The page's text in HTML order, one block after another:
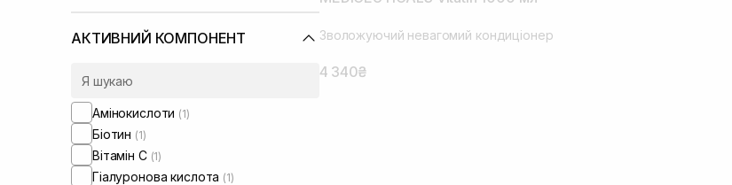
АКТИВНИЙ КОМПОНЕНТ
Амінокислоти (1)
Біотин (1)
Вітамін C (1)
Гіалуронова кислота (1)
Зволожуючий невагомий кондиціонер
4 340₴